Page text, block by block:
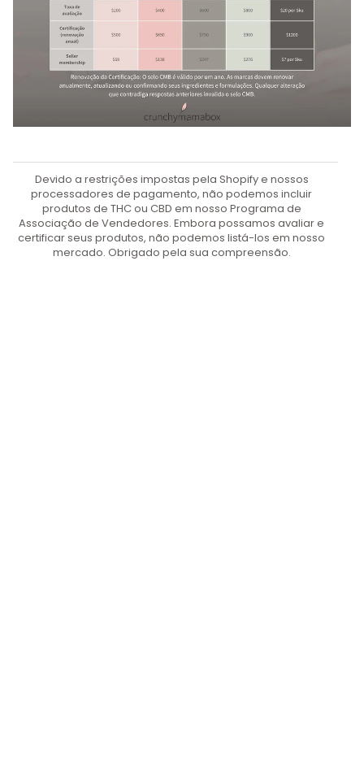
Devido a restrições impostas pela Shopify e nossos
processadores de pagamento, não podemos incluir
produtos de THC ou CBD em nosso Programa de
Associação de Vendedores. Embora possamos avaliar e
certificar seus produtos, não podemos listá-los em nosso
mercado. Obrigado pela sua compreensão.